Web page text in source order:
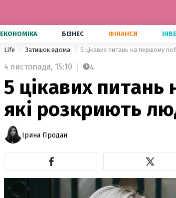
ЕКОНОМІКА БІЗНЕС ФІНАНСИ
Life Затишок вдома 5 цікавих питань на першому
4 листопада, 15:10 4
5 цікавих
які розкриють
Ірина Продан